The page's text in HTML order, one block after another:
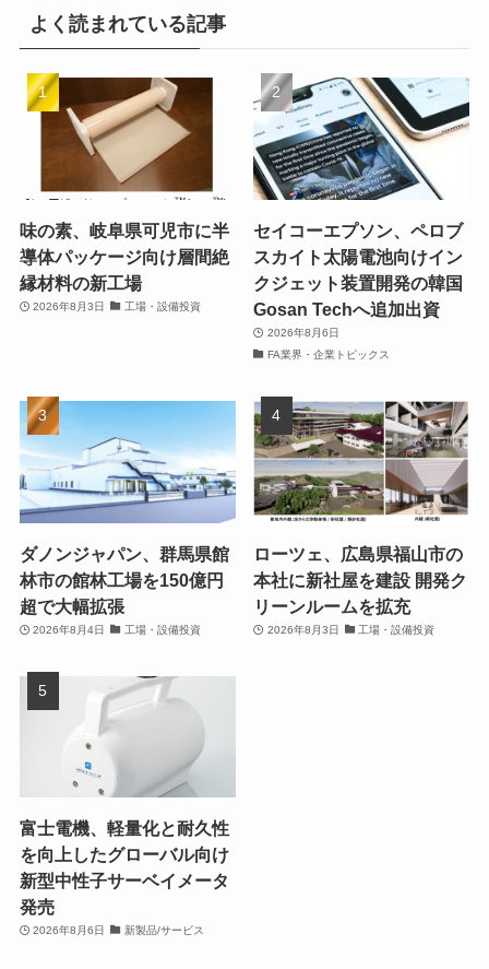
よく読まれている記事
味の素、岐阜県可児市に半
導体パッケージ向け層間絶
縁材料の新工場
2026年8月3日 工場・設備投資
セイコーエプソン、ペロブ
スカイト太陽電池向けイン
クジェット装置開発の韓国
Gosan Techへ追加出資
2026年8月6日
FA業界・企業トピックス
ダノンジャパン、群馬県館
林市の館林工場を150億円
超で大幅拡張
2026年8月4日 工場・設備投資
ローツェ、広島県福山市の
本社に新社屋を建設 開発ク
リーンルームを拡充
2026年8月3日 工場・設備投資
富士電機、軽量化と耐久性
を向上したグローバル向け
新型中性子サーベイメータ
発売
2026年8月6日 新製品/サービス